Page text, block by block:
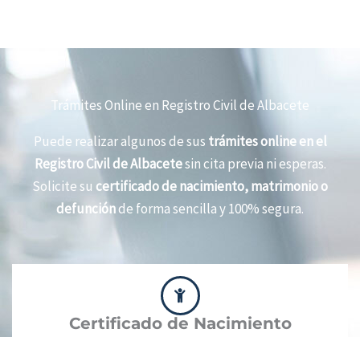
Trámites Online en Registro Civil de Albacete
Puede realizar algunos de sus trámites online en el
Registro Civil de Albacetesin cita previa ni esperas.
Solicite su certificado de nacimiento, matrimonio o
defunciónde forma sencilla y 100% segura.
Certificado de Nacimiento